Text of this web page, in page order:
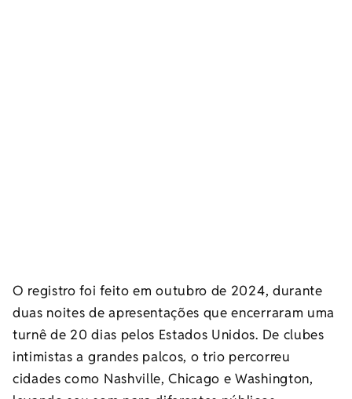
O registro foi feito em outubro de 2024, durante
duas noites de apresentações que encerraram uma
turnê de 20 dias pelos Estados Unidos. De clubes
intimistas a grandes palcos, o trio percorreu
cidades como Nashville, Chicago e Washington,